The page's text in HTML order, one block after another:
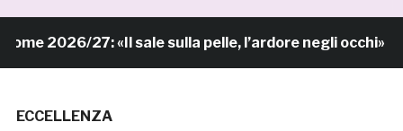
2026/27: «Il sale sulla pelle, l’ardore negli occhi»
ECCELLENZA